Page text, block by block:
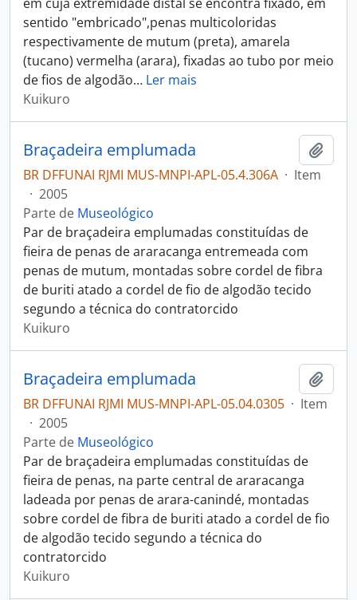
sentido "embricado",penas multicoloridas
respectivamente de mutum (preta), amarela
(tucano) vermelha (arara), fixadas ao tubo por meio
de fios de algodão… Ler mais
Kuikuro
Braçadeira emplumada
BR DFFUNAI RJMI MUS-MNPI-APL-05.4.306A · Item
· 2005
Parte de Museológico
Par de braçadeira emplumadas constituídas de
fieira de penas de araracanga entremeada com
penas de mutum, montadas sobre cordel de fibra
de buriti atado a cordel de fio de algodão tecido
segundo a técnica do contratorcido
Kuikuro
Braçadeira emplumada
BR DFFUNAI RJMI MUS-MNPI-APL-05.04.0305 · Item
· 2005
Parte de Museológico
Par de braçadeira emplumadas constituídas de
fieira de penas, na parte central de araracanga
ladeada por penas de arara-canindé, montadas
sobre cordel de fibra de buriti atado a cordel de fio
de algodão tecido segundo a técnica do
contratorcido
Kuikuro